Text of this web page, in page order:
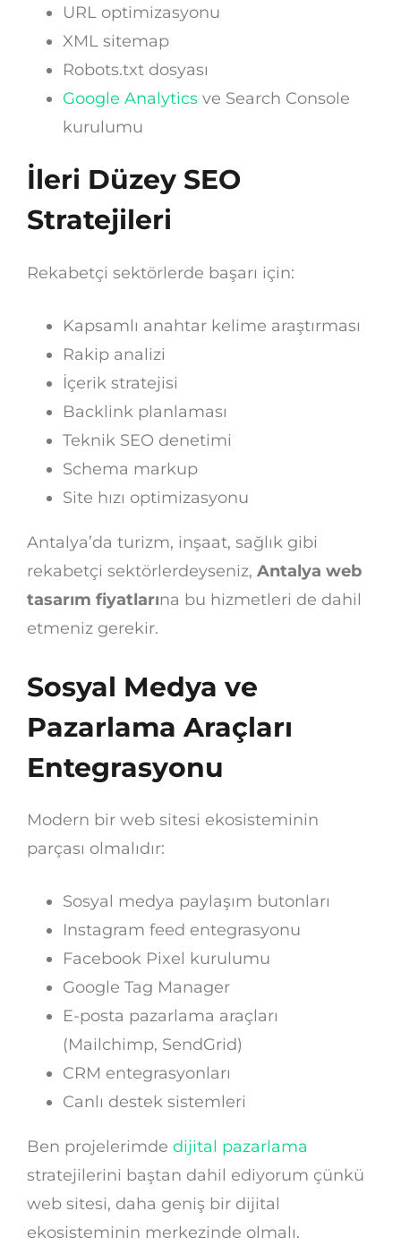
URL optimizasyonu
XML sitemap
Robots.txt dosyası
Google Analytics ve Search Console
kurulumu
İleri Düzey SEO
Stratejileri
Rekabetçi sektörlerde başarı için:
Kapsamlı anahtar kelime araştırması
Rakip analizi
İçerik stratejisi
Backlink planlaması
Teknik SEO denetimi
Schema markup
Site hızı optimizasyonu
Antalya’da turizm, inşaat, sağlık gibi
rekabetçi sektörlerdeyseniz, Antalya web
tasarım fiyatlarına bu hizmetleri de dahil
etmeniz gerekir.
Sosyal Medya ve
Pazarlama Araçları
Entegrasyonu
Modern bir web sitesi ekosisteminin
parçası olmalıdır:
Sosyal medya paylaşım butonları
Instagram feed entegrasyonu
Facebook Pixel kurulumu
Google Tag Manager
E-posta pazarlama araçları
(Mailchimp, SendGrid)
CRM entegrasyonları
Canlı destek sistemleri
Ben projelerimde dijital pazarlama
stratejilerini baştan dahil ediyorum çünkü
web sitesi, daha geniş bir dijital
ekosisteminin merkezinde olmalı.